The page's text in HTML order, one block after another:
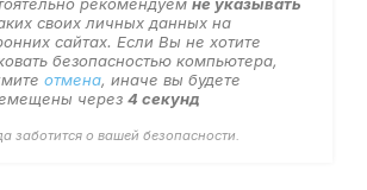
своих личных данных на
сайтах. Если Вы не хотите
безопасностью компьютера,
отмена, иначе вы будете
через 4 секунд
заботится о вашей безопасности.